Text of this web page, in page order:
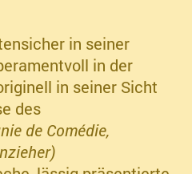
in seiner
in der
in seiner Sicht
des
de Comédie,